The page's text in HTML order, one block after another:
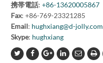
携帯電話:+86-13620005867
Fax: +86-769-23321285
Email: hughxiang@d-jolly.com
Skype: hughxiang